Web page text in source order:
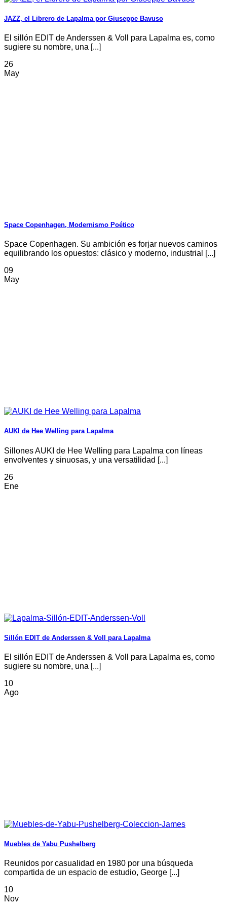
JAZZ, el Librero de Lapalma por Giuseppe Bavuso
El sillón EDIT de Anderssen & Voll para Lapalma es, como
sugiere su nombre, una [...]
26
May
Space Copenhagen, Modernismo Poético
Space Copenhagen. Su ambición es forjar nuevos caminos
equilibrando los opuestos: clásico y moderno, industrial [...]
09
May
AUKI de Hee Welling para Lapalma
Sillones AUKI de Hee Welling para Lapalma con líneas
envolventes y sinuosas, y una versatilidad [...]
26
Ene
Sillón EDIT de Anderssen & Voll para Lapalma
El sillón EDIT de Anderssen & Voll para Lapalma es, como
sugiere su nombre, una [...]
10
Ago
Muebles de Yabu Pushelberg
Reunidos por casualidad en 1980 por una búsqueda
compartida de un espacio de estudio, George [...]
10
Nov